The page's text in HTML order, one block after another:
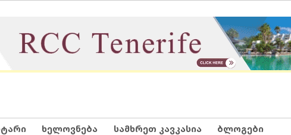
ხელოვნება სამხრეთ კავკასია ბლოგები